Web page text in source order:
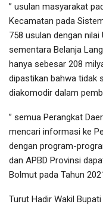
” usulan masyarakat
Kecamatan pada
758 usulan dengan nilai
sementara Belanja
hanya sebesar 208
dipastikan bahwa tidak
diakomodir dalam
” semua Perangkat
mencari informasi ke
dengan program-
dan APBD Provinsi
Bolmut pada Tahun
Turut Hadir Wakil